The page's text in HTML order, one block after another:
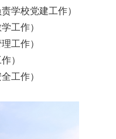
学校党建工作）
工作）
工作）
）
工作）